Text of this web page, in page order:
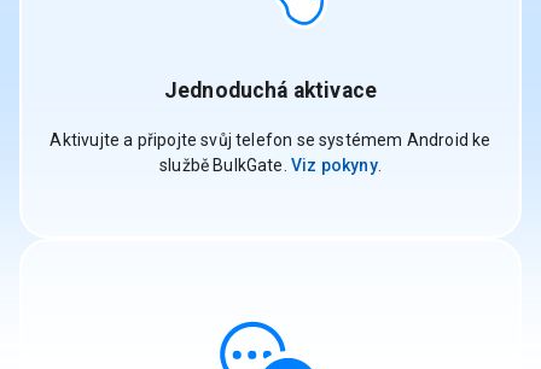
Jednoduchá aktivace
Aktivujte a připojte svůj telefon se systémem Android ke
službě BulkGate.Viz pokyny.